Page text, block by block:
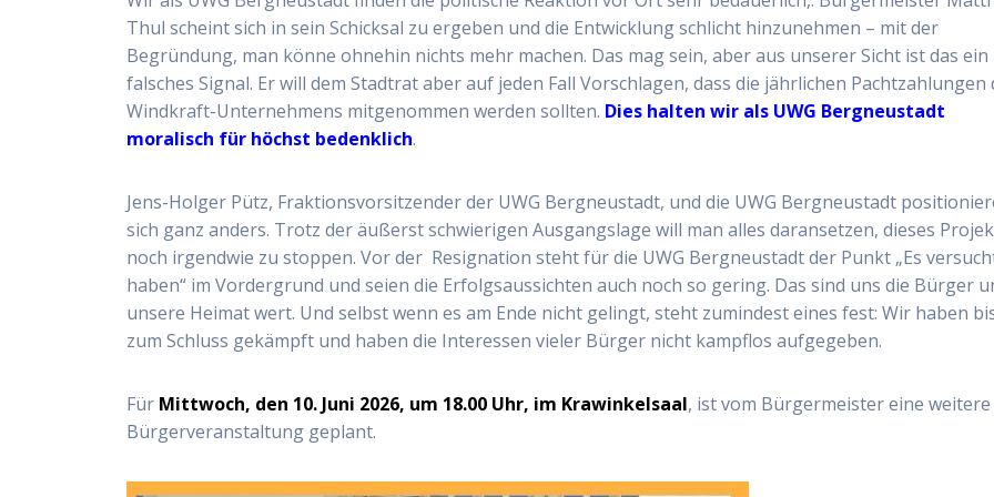
Thul scheint sich in sein Schicksal zu ergeben und die Entwicklung schlicht hinzunehmen – mit der
Begründung, man könne ohnehin nichts mehr machen. Das mag sein, aber aus unserer Sicht ist das ein
falsches Signal. Er will dem Stadtrat aber auf jeden Fall Vorschlagen, dass die jährlichen Pachtzahlungen
Windkraft-Unternehmens mitgenommen werden sollten. Dies halten wir als UWG Bergneustadt
moralisch für höchst bedenklich.
Jens-Holger Pütz, Fraktionsvorsitzender der UWG Bergneustadt, und die UWG Bergneustadt
sich ganz anders. Trotz der äußerst schwierigen Ausgangslage will man alles daransetzen, dieses
noch irgendwie zu stoppen. Vor der Resignation steht für die UWG Bergneustadt der Punkt „Es
haben“ im Vordergrund und seien die Erfolgsaussichten auch noch so gering. Das sind uns die Bürger
unsere Heimat wert. Und selbst wenn es am Ende nicht gelingt, steht zumindest eines fest: Wir haben
zum Schluss gekämpft und haben die Interessen vieler Bürger nicht kampflos aufgegeben.
Für Mittwoch, den 10. Juni 2026, um 18.00 Uhr, im Krawinkelsaal, ist vom Bürgermeister eine weitere
Bürgerveranstaltung geplant.